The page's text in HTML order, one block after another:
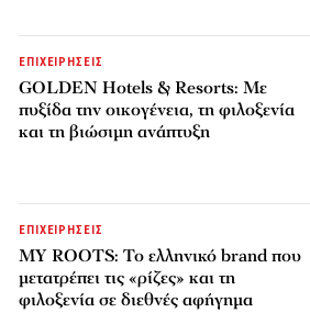
ΕΠΙΧΕΙΡΗΣΕΙΣ
GOLDEN Hotels & Resorts: Με
πυξίδα την οικογένεια, τη φιλοξενία
και τη βιώσιμη ανάπτυξη
ΕΠΙΧΕΙΡΗΣΕΙΣ
MY ROOTS: Το ελληνικό brand που
μετατρέπει τις «ρίζες» και τη
φιλοξενία σε διεθνές αφήγημα